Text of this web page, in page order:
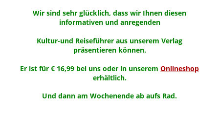
Wir sind sehr glücklich, dass wir Ihnen diesen
informativen und anregenden
Kultur-und Reiseführer aus unserem Verlag
präsentieren können.
Er ist für € 16,99 bei uns oder in unserem Onlineshop
erhältlich.
Und dann am Wochenende ab aufs Rad.